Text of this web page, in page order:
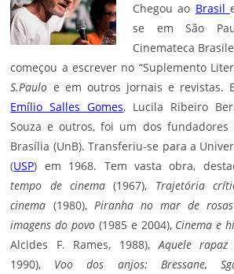
Chegou ao Brasil
se em São
Cinemateca
começou a escrever no “Suplemento
S.Paulo e em outros jornais e revistas.
Emílio Salles Gomes, Lucila Ribeiro
Souza e outros, foi um dos fundadores
Brasília (UnB). Transferiu-se para a
(USP) em 1968. Tem vasta obra,
tempo de cinema(1967), Trajetória
cinema (1980), Piranha no mar de
imagens do povo (1985 e 2004), Cinema e
Alcides F. Rames, 1988),Aquele rapaz
1990), Voo dos anjos: Bressane,